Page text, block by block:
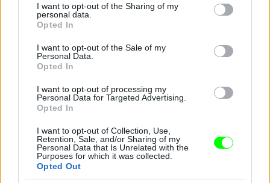
not limited to your visit or usage behaviour. You may click to
grant or deny consent to Google and its third-party tags to
use your data for below specified purposes in below Google
consent section.
I want to opt-out of the Sharing of my
personal data.
Opted In
I want to opt-out of the Sale of my
Personal Data.
Opted In
I want to opt-out of processing my
Personal Data for Targeted Advertising.
Opted In
I want to opt-out of Collection, Use,
Retention, Sale, and/or Sharing of my
Personal Data that Is Unrelated with the
Purposes for which it was collected.
Opted Out
Katy Perry új albumáról énekel a Saturday Night
Live című műsorban
Fotó: Nbc / Europress / Getty